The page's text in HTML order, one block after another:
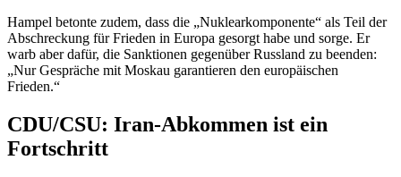
Hampel betonte zudem, dass die „Nuklearkomponente“ als Teil der
Abschreckung für Frieden in Europa gesorgt habe und sorge. Er
warb aber dafür, die Sanktionen gegenüber Russland zu beenden:
„Nur Gespräche mit Moskau garantieren den europäischen
Frieden.“
CDU/CSU: Iran-Abkommen ist ein
Fortschritt